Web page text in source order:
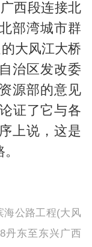
西段连接北
部湾城市群
大风江大桥
治区发改委
源部的意见
证了它与各
上说，这是
海公路工程(大风
丹东至东兴广西